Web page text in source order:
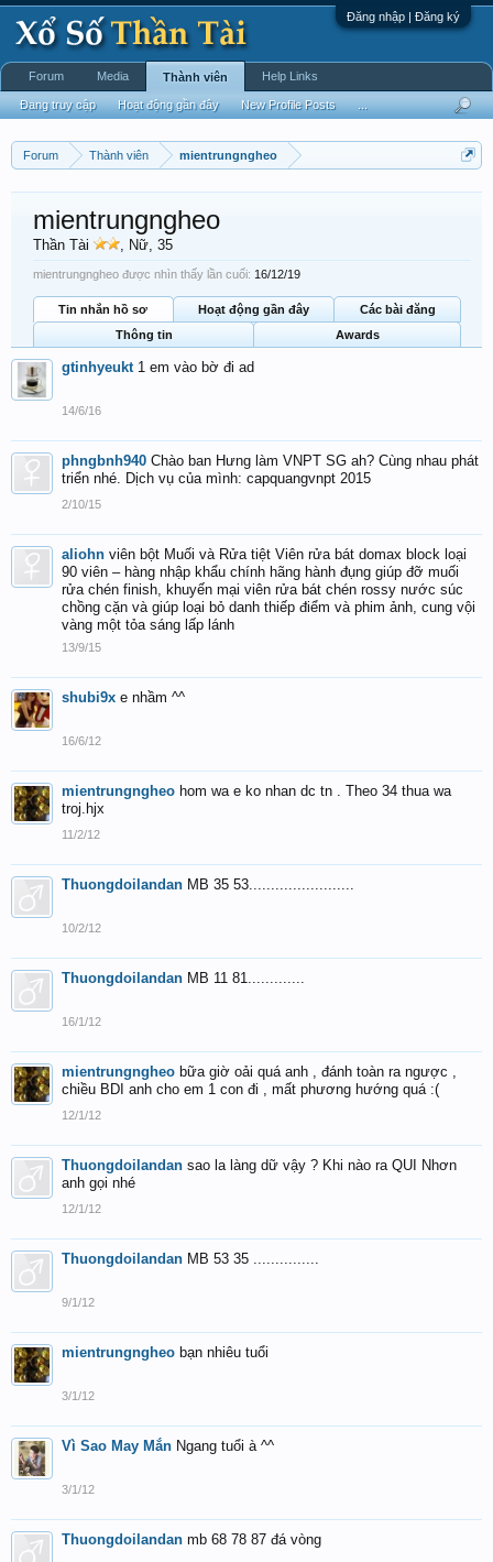
Đăng nhập | Đăng ký
Forum Thành viên mientrungngheo
mientrungngheo
Thần Tài , Nữ, 35
mientrungngheo được nhìn thấy lần cuối: 16/12/19
Tin nhắn hồ sơ Hoạt động gần đây
Các bài đăng
Thông tin
Awards
gtinhyeukt 1 em vào bờ đi ad
14/6/16
phngbnh940 Chào ban Hưng làm VNPT SG ah? Cùng nhau phát
triển nhé. Dịch vụ của mình: capquangvnpt 2015
2/10/15
aliohn viên bột Muối và Rửa tiệt Viên rửa bát domax block loại
90 viên – hàng nhập khẩu chính hãng hành đụng giúp đỡ muối
rửa chén finish, khuyến mại viên rửa bát chén rossy nước súc
chồng cặn và giúp loại bỏ danh thiếp điểm và phim ảnh, cung vội
vàng một tỏa sáng lấp lánh
13/9/15
shubi9x e nhầm ^^
16/6/12
mientrungngheo hom wa e ko nhan dc tn . Theo 34 thua wa
troj.hjx
11/2/12
Thuongdoilandan MB 35 53........................
10/2/12
Thuongdoilandan MB 11 81.............
16/1/12
mientrungngheo bữa giờ oải quá anh , đánh toàn ra ngược ,
chiều BDI anh cho em 1 con đi , mất phương hướng quá :(
12/1/12
Thuongdoilandan sao la làng dữ vậy ? Khi nào ra QUI Nhơn
anh gọi nhé
12/1/12
Thuongdoilandan MB 53 35 ...............
9/1/12
mientrungngheo bạn nhiêu tuổi
3/1/12
Vì Sao May Mắn Ngang tuổi à ^^
3/1/12
Thuongdoilandan mb 68 78 87 đá vòng
Forum Media Thành viên
Đang truy cập Hoạt động gần đây New Profile Posts
Help Links